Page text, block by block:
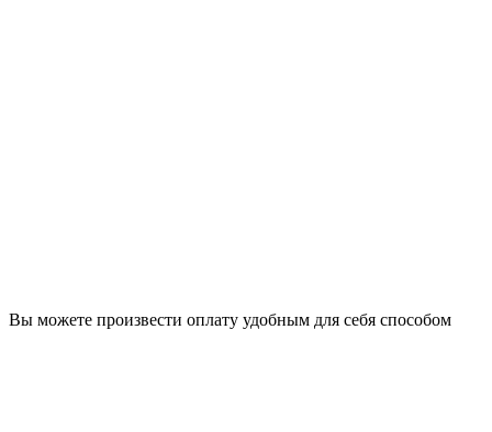
Вы можете произвести оплату удобным для себя способом